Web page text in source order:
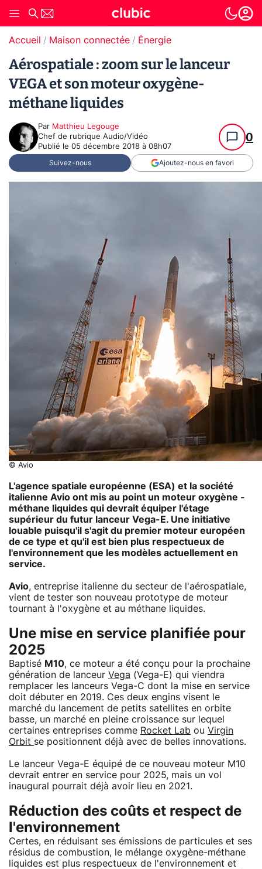
Accueil Maison connectée Énergie
Aérospatiale : zoom sur le lanceur
VEGA et son moteur oxygène-
méthane liquides
Par Matthieu Legouge
Chef de rubrique Audio/Vidéo
Publié le 05 décembre 2018 à 08h07
0
Suivez-nous Ajoutez-nous en favori
© Avio
L'agence spatiale européenne (ESA) et la société
italienne Avio ont mis au point un moteur oxygène -
méthane liquides qui devrait équiper l'étage
supérieur du futur lanceur Vega-E. Une initiative
louable puisqu'il s'agit du premier moteur européen
de ce type et qu'il est bien plus respectueux de
l'environnement que les modèles actuellement en
service.
Avio, entreprise italienne du secteur de l'aérospatiale,
vient de tester son nouveau prototype de moteur
tournant à l'oxygène et au méthane liquides.
Une mise en service planifiée pour
2025
Baptisé M10, ce moteur a été conçu pour la prochaine
génération de lanceur Vega (Vega-E) qui viendra
remplacer les lanceurs Vega-C dont la mise en service
doit débuter en 2019. Ces deux engins visent le
marché du lancement de petits satellites en orbite
basse, un marché en pleine croissance sur lequel
certaines entreprises comme Rocket Lab ou Virgin
Orbit se positionnent déjà avec de belles innovations.
Le lanceur Vega-E équipé de ce nouveau moteur M10
devrait entrer en service pour 2025, mais un vol
inaugural pourrait déjà avoir lieu en 2021.
Réduction des coûts et respect de
l'environnement
Certes, en réduisant ses émissions de particules et ses
résidus de combustion, le mélange oxygène-méthane
liquides est plus respectueux de l'environnement et